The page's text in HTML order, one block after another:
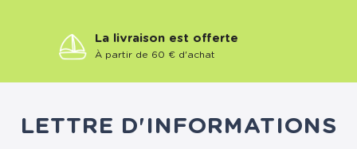
La livraison est offerte
À partir de 60 € d'achat
LETTRE D'INFORMATIONS